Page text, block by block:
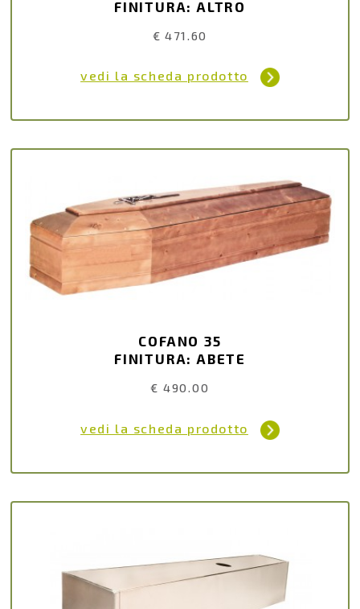
FINITURA: ALTRO
€ 471.60
vedi la scheda prodotto
COFANO 35
FINITURA: ABETE
€ 490.00
vedi la scheda prodotto